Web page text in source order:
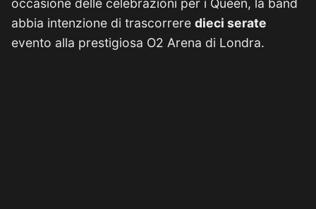
occasione delle celebrazioni per i Queen, la band
abbia intenzione di trascorrere dieci serate
evento alla prestigiosa O2 Arena di Londra.